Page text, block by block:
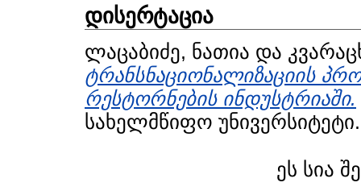
დისერტაცია
ლაცაბიძე, ნათია და
ტრანსნაციონალიზაციის
რესტორნების ინდუსტრიაში.
სახელმწიფო უნივერსიტეტი.
ეს სია